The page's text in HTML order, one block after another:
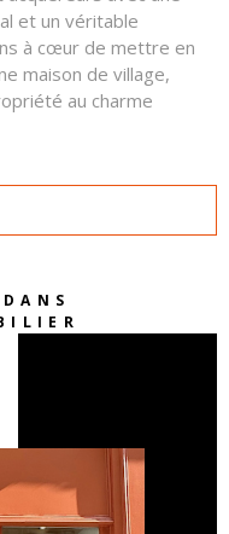
et un véritable
à cœur de mettre en
maison de village,
au charme
professionnelle et
transparence et
votre projet et
avant tout une